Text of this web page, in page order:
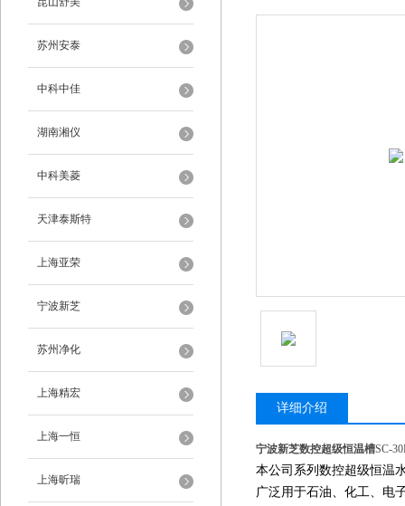
苏州安泰
中科中佳
湖南湘仪
中科美菱
天津泰斯特
上海亚荣
宁波新芝
苏州净化
上海精宏
上海一恒
上海昕瑞
详细介绍
宁波新芝数控超级恒温槽SC-
本公司系列数控超级恒温
广泛用于石油、化工、电